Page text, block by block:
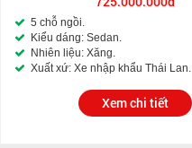
5 chỗ ngồi.
Kiểu dáng: Sedan.
Nhiên liệu: Xăng.
Xuất xứ: Xe nhập khẩu Thái Lan.
Xem chi tiết